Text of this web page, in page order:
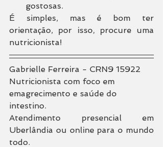
gostosas.
É simples, mas é bom ter
orientação, por isso, procure uma
nutricionista!
Gabrielle Ferreira - CRN9 15922
Nutricionista com foco em
emagrecimento e saúde do
intestino.
Atendimento presencial em
Uberlândia ou online para o mundo
todo.